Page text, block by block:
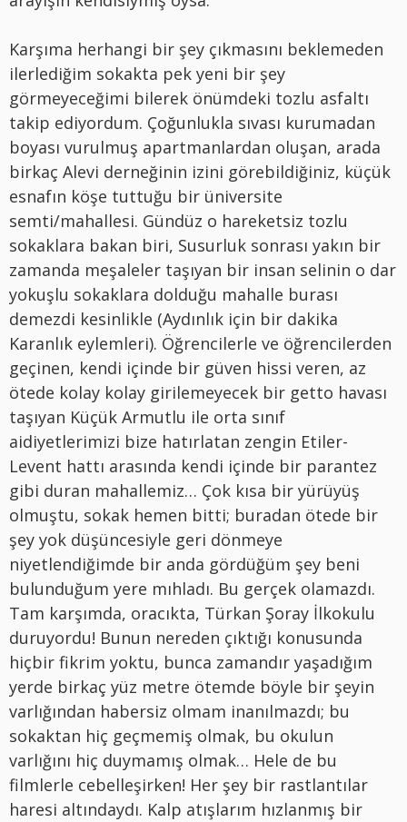
Karşıma herhangi bir şey çıkmasını beklemeden
ilerlediğim sokakta pek yeni bir şey
görmeyeceğimi bilerek önümdeki tozlu asfaltı
takip ediyordum. Çoğunlukla sıvası kurumadan
boyası vurulmuş apartmanlardan oluşan, arada
birkaç Alevi derneğinin izini görebildiğiniz, küçük
esnafın köşe tuttuğu bir üniversite
semti/mahallesi. Gündüz o hareketsiz tozlu
sokaklara bakan biri, Susurluk sonrası yakın bir
zamanda meşaleler taşıyan bir insan selinin o dar
yokuşlu sokaklara dolduğu mahalle burası
demezdi kesinlikle (Aydınlık için bir dakika
Karanlık eylemleri). Öğrencilerle ve öğrencilerden
geçinen, kendi içinde bir güven hissi veren, az
ötede kolay kolay girilemeyecek bir getto havası
taşıyan Küçük Armutlu ile orta sınıf
aidiyetlerimizi bize hatırlatan zengin Etiler-
Levent hattı arasında kendi içinde bir parantez
gibi duran mahallemiz… Çok kısa bir yürüyüş
olmuştu, sokak hemen bitti; buradan ötede bir
şey yok düşüncesiyle geri dönmeye
niyetlendiğimde bir anda gördüğüm şey beni
bulunduğum yere mıhladı. Bu gerçek olamazdı.
Tam karşımda, oracıkta, Türkan Şoray İlkokulu
duruyordu! Bunun nereden çıktığı konusunda
hiçbir fikrim yoktu, bunca zamandır yaşadığım
yerde birkaç yüz metre ötemde böyle bir şeyin
varlığından habersiz olmam inanılmazdı; bu
sokaktan hiç geçmemiş olmak, bu okulun
varlığını hiç duymamış olmak… Hele de bu
filmlerle cebelleşirken! Her şey bir rastlantılar
haresi altındaydı. Kalp atışlarım hızlanmış bir